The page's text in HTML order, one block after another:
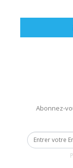
Abonnez-